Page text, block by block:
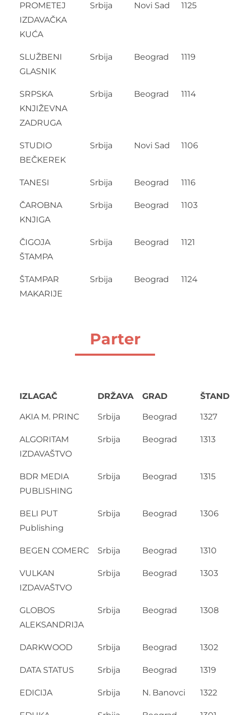
PROMETEJ
IZDAVAČKA
KUĆA
Srbija Novi Sad 1125
SLUŽBENI
GLASNIK
Srbija Beograd 1119
SRPSKA
KNJIŽEVNA
ZADRUGA
Srbija Beograd 1114
STUDIO
BEČKEREK
Srbija Novi Sad 1106
TANESI Srbija Beograd 1116
ČAROBNA
KNJIGA
Srbija Beograd 1103
ČIGOJA
ŠTAMPA
Srbija Beograd 1121
ŠTAMPAR
MAKARIJE
Srbija Beograd 1124
Parter
IZLAGAČ DRŽAVA GRAD ŠTAND
AKIA M. PRINC Srbija Beograd 1327
ALGORITAM
IZDAVAŠTVO
Srbija Beograd 1313
BDR MEDIA
PUBLISHING
Srbija Beograd 1315
BELI PUT
Publishing
Srbija Beograd 1306
BEGEN COMERC Srbija Beograd 1310
VULKAN
IZDAVAŠTVO
Srbija Beograd 1303
GLOBOS
ALEKSANDRIJA
Srbija Beograd 1308
DARKWOOD Srbija Beograd 1302
DATA STATUS Srbija Beograd 1319
EDICIJA Srbija N. Banovci 1322